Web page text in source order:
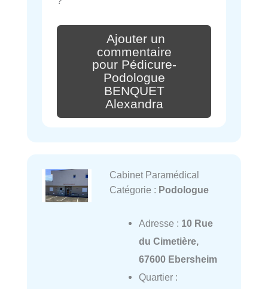
Ajouter un
commentaire
pour Pédicure-
Podologue
BENQUET
Alexandra
Cabinet Paramédical
Catégorie : Podologue
Adresse : 10 Rue
du Cimetière,
67600 Ebersheim
Quartier :